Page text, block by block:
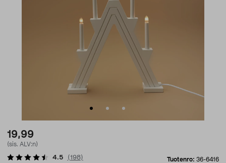
19,99
(sis. ALV:n)
Tuotenro: 36-6416
4.5 (198)